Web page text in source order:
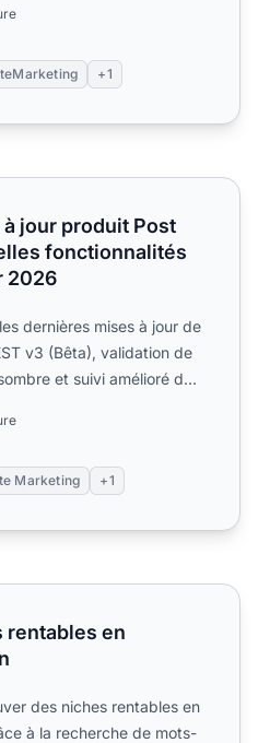
+1
Post Affiliate Pro :
jour produit Post
fonctionnalités
2026
dernières mises à jour de
v3 (Bêta), validation de
et suivi amélioré de
Marketing +1
en marketing affiliation
rentables en
des niches rentables en
à la recherche de mots-